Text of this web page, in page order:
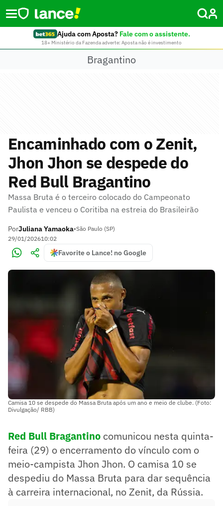
Ajuda com Aposta? Fale com o assistente.
18+ Ministério da Fazenda adverte: Aposta não é investimento
Bragantino
Encaminhado com o Zenit,
Jhon Jhon se despede do
Red Bull Bragantino
Massa Bruta é o terceiro colocado do Campeonato
Paulista e venceu o Coritiba na estreia do Brasileirão
PorJuliana Yamaoka•São Paulo (SP)
29/01/202610:02
Favorite o Lance! no Google
Camisa 10 se despede do Massa Bruta após um ano e meio de clube. (Foto:
Divulgação/ RBB)
Red Bull Bragantino comunicou nesta quinta-
feira (29) o encerramento do vínculo com o
meio-campista Jhon Jhon. O camisa 10 se
despediu do Massa Bruta para dar sequência
à carreira internacional, no Zenit, da Rússia.